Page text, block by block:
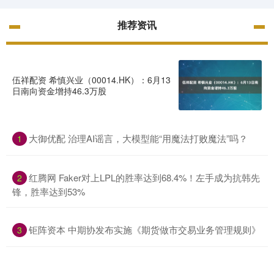
推荐资讯
伍祥配资 希慎兴业（00014.HK）：6月13
日南向资金增持46.3万股
1 大御优配 治理AI谣言，大模型能“用魔法打败魔法”吗？
2 红腾网 Faker对上LPL的胜率达到68.4%！左手成为抗韩先
锋，胜率达到53%
3 钜阵资本 中期协发布实施《期货做市交易业务管理规则》